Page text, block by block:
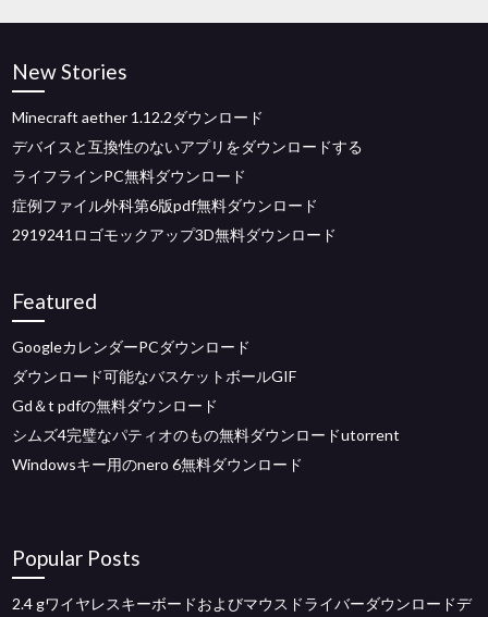
New Stories
Minecraft aether 1.12.2ダウンロード
デバイスと互換性のないアプリをダウンロードする
ライフラインPC無料ダウンロード
症例ファイル外科第6版pdf無料ダウンロード
2919241ロゴモックアップ3D無料ダウンロード
Featured
GoogleカレンダーPCダウンロード
ダウンロード可能なバスケットボールGIF
Gd＆t pdfの無料ダウンロード
シムズ4完璧なパティオのもの無料ダウンロードutorrent
Windowsキー用のnero 6無料ダウンロード
Popular Posts
2.4 gワイヤレスキーボードおよびマウスドライバーダウンロードデ